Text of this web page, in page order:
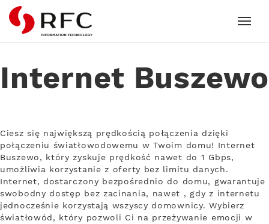
RFC
Internet Buszewo
Ciesz się największą prędkością połączenia dzięki
połączeniu światłowodowemu w Twoim domu! Internet
Buszewo, który zyskuje prędkość nawet do 1 Gbps,
umożliwia korzystanie z oferty bez limitu danych.
Internet, dostarczony bezpośrednio do domu, gwarantuje
swobodny dostęp bez zacinania, nawet , gdy z internetu
jednocześnie korzystają wszyscy domownicy. Wybierz
światłowód, który pozwoli Ci na przeżywanie emocji w